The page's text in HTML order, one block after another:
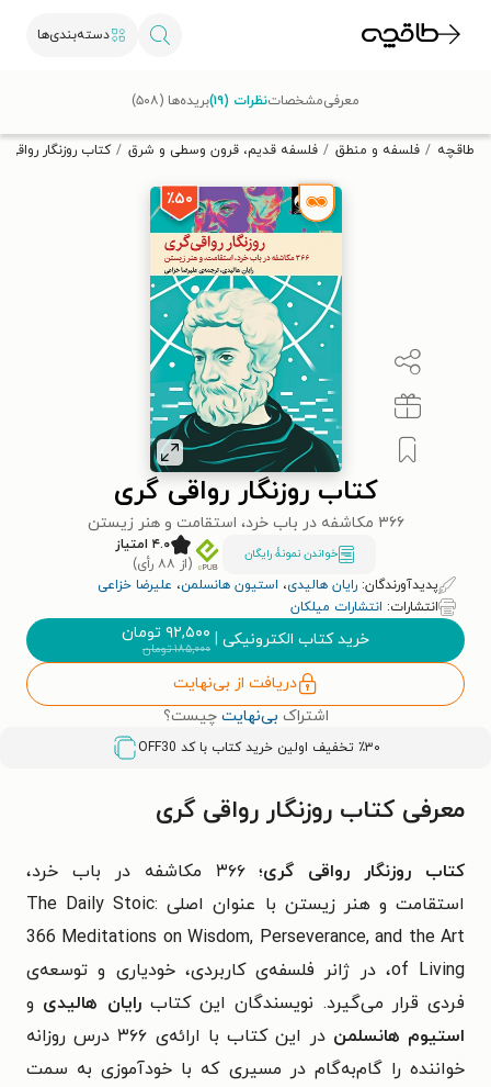
دسته‌بندی‌ها
تخفیف از طاقچه دریافت کن.
طاقچه فلسفه و منطق فلسفه قدیم، قرون وسطی و شرق کتاب روزنگار رواقی
٪۵۰
کتاب روزنگار رواقی گری
۳۶۶ مکاشفه در باب خرد، استقامت و هنر زیستن
خواندن نمونۀ رایگان
۴.۰ امتیاز
(از ۸۸ رأی)
پدیدآورندگان: رایان هالیدی، استیون هانسلمن، علیرضا خزاعی
انتشارات: انتشارات میلکان
خرید کتاب الکترونیکی | ۹۲,۵۰۰ تومان
۱۸۵,۰۰۰تومان
دریافت از بی‌نهایت
اشتراک بی‌نهایت چیست؟
٪۳۰ تخفیف اولین خرید کتاب با کد OFF30
معرفیمشخصاتنظرات (۱۹) بریده‌ها (۵۰۸)
معرفی کتاب روزنگار رواقی گری
کتاب روزنگار رواقی گری
؛ ۳۶۶ مکاشفه در باب خرد،
استقامت و هنر زیستن با عنوان اصلی The Daily Stoic:
366 Meditations on Wisdom, Perseverance, and the Art
of Living، در ژانر فلسفه‌ی کاربردی، خودیاری و توسعه‌ی
فردی قرار می‌گیرد. نویسندگان این کتابرایان هالیدی و
استیوم هانسلمن
در این کتاب با ارائه‌ی ۳۶۶ درس روزانه
خواننده را گام‌به‌گام در مسیری که با خودآموزی به سمت